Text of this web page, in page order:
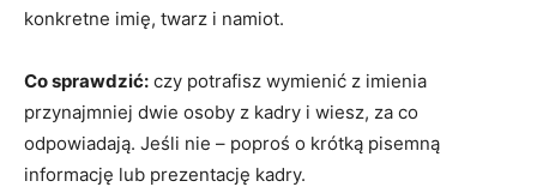
konkretne imię, twarz i namiot.
Co sprawdzić: czy potrafisz wymienić z imienia
przynajmniej dwie osoby z kadry i wiesz, za co
odpowiadają. Jeśli nie – poproś o krótką pisemną
informację lub prezentację kadry.